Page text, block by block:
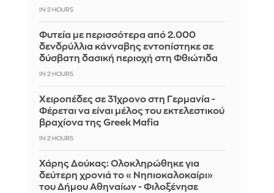
IN 2 HOURS
Φυτεία με περισσότερα από 2.000
δενδρύλλια κάνναβης εντοπίστηκε σε
δύσβατη δασική περιοχή στη Φθιώτιδα
IN 2 HOURS
Χειροπέδες σε 31χρονο στη Γερμανία -
Φέρεται να είναι μέλος του εκτελεστικού
βραχίονα της Greek Mafia
IN 2 HOURS
Χάρης Δούκας: Ολοκληρώθηκε για
δεύτερη χρονιά το «Νηπιοκαλοκαίρι»
του Δήμου Αθηναίων - Φιλοξένησε